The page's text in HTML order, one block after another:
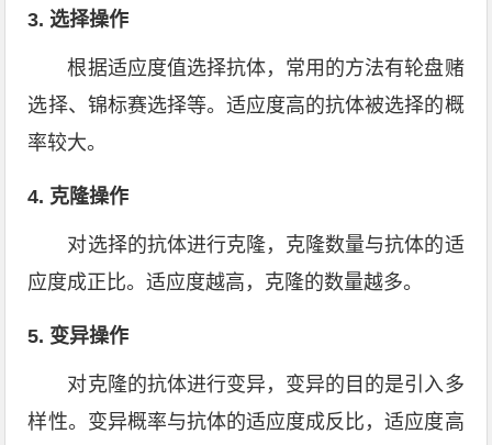
3. 选择操作
根据适应度值选择抗体，常用的方法有轮盘赌
选择、锦标赛选择等。适应度高的抗体被选择的概
率较大。
4. 克隆操作
对选择的抗体进行克隆，克隆数量与抗体的适
应度成正比。适应度越高，克隆的数量越多。
5. 变异操作
对克隆的抗体进行变异，变异的目的是引入多
样性。变异概率与抗体的适应度成反比，适应度高